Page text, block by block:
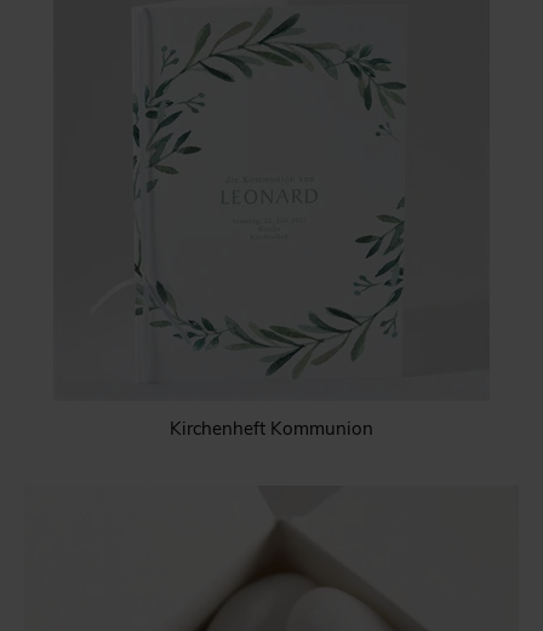
Kirchenheft Kommunion